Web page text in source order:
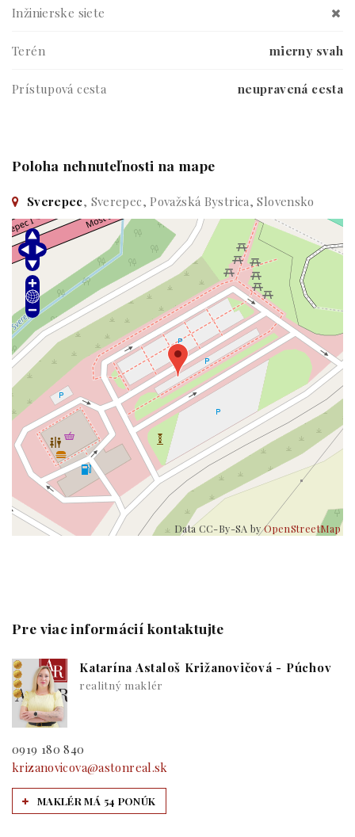
Inžinierske siete
Terén mierny svah
Prístupová cesta neupravená cesta
Poloha nehnuteľnosti na mape
Sverepec, Sverepec, Považská Bystrica, Slovensko
Data CC-By-SA byOpenStreetMap
Pre viac informácií kontaktujte
Katarína Astaloš Križanovičová - Púchov
realitný maklér
0919 180 840
krizanovicova@astonreal.sk
MAKLÉR MÁ 54 PONÚK